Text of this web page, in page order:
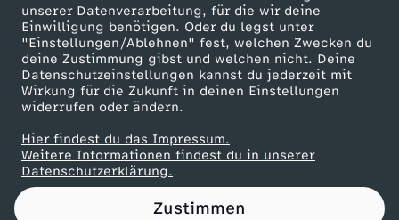
unserer Datenverarbeitung, für die wir deine
Einwilligung benötigen. Oder du legst unter
"Einstellungen/Ablehnen" fest, welchen Zwecken du
deine Zustimmung gibst und welchen nicht. Deine
Datenschutzeinstellungen kannst du jederzeit mit
Wirkung für die Zukunft in deinen Einstellungen
widerrufen oder ändern.
Hier findest du das Impressum.
Weitere Informationen findest du in unserer
Datenschutzerklärung.
Zustimmen
n
s
c
h
l
Mainzelmännchen
Partner